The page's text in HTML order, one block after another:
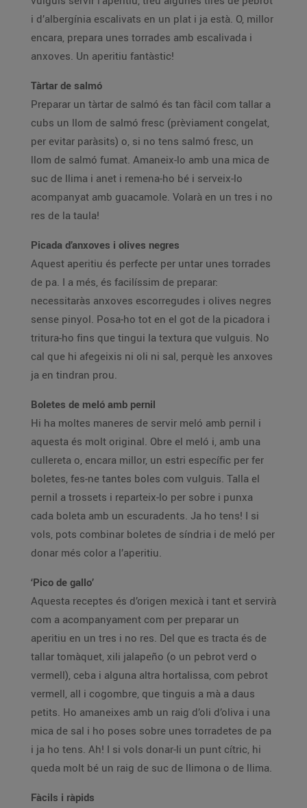
i d’albergínia escalivats en un plat i ja està. O, millor
encara, prepara unes torrades amb escalivada i
anxoves. Un aperitiu fantàstic!
Tàrtar de salmó
Preparar un tàrtar de salmó és tan fàcil com tallar a
cubs un llom de salmó fresc (prèviament congelat,
per evitar paràsits) o, si no tens salmó fresc, un
llom de salmó fumat. Amaneix-lo amb una mica de
suc de llima i anet i remena-ho bé i serveix-lo
acompanyat amb guacamole. Volarà en un tres i no
res de la taula!
Picada d’anxoves i olives negres
Aquest aperitiu és perfecte per untar unes torrades
de pa. I a més, és facilíssim de preparar:
necessitaràs anxoves escorregudes i olives negres
sense pinyol. Posa-ho tot en el got de la picadora i
tritura-ho fins que tingui la textura que vulguis. No
cal que hi afegeixis ni oli ni sal, perquè les anxoves
ja en tindran prou.
Boletes de meló amb pernil
Hi ha moltes maneres de servir meló amb pernil i
aquesta és molt original. Obre el meló i, amb una
cullereta o, encara millor, un estri específic per fer
boletes, fes-ne tantes boles com vulguis. Talla el
pernil a trossets i reparteix-lo per sobre i punxa
cada boleta amb un escuradents. Ja ho tens! I si
vols, pots combinar boletes de síndria i de meló per
donar més color a l’aperitiu.
‘Pico de gallo’
Aquesta receptes és d’origen mexicà i tant et servirà
com a acompanyament com per preparar un
aperitiu en un tres i no res. Del que es tracta és de
tallar tomàquet, xili jalapeño (o un pebrot verd o
vermell), ceba i alguna altra hortalissa, com pebrot
vermell, all i cogombre, que tinguis a mà a daus
petits. Ho amaneixes amb un raig d’oli d’oliva i una
mica de sal i ho poses sobre unes torradetes de pa
i ja ho tens. Ah! I si vols donar-li un punt cítric, hi
queda molt bé un raig de suc de llimona o de llima.
Fàcils i ràpids